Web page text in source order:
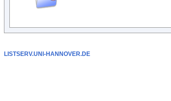
LISTSERV.UNI-HANNOVER.DE